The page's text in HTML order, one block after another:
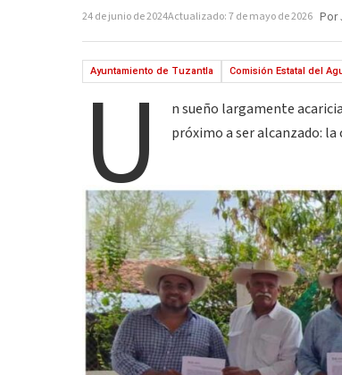
24 de junio de 2024Actualizado: 7 de mayo de 2026 Por
Ayuntamiento de Tuzantla Comisión Estatal del
U
n sueño largamente
próximo a ser alcanzado: